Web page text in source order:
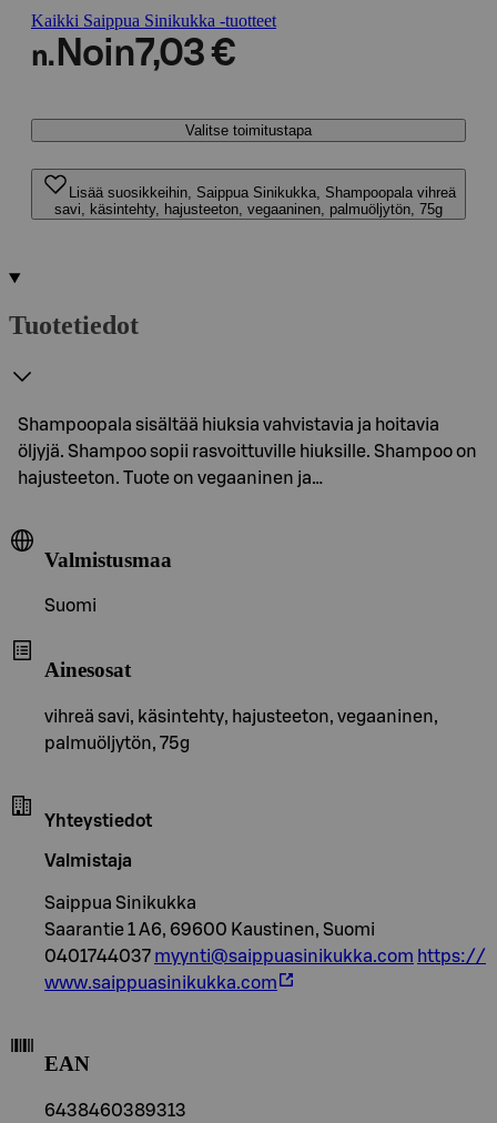
Kaikki Saippua Sinikukka -tuotteet
n. Noin7,03 €
Valitse toimitustapa
Lisää suosikkeihin, Saippua Sinikukka, Shampoopala vihreä
savi, käsintehty, hajusteeton, vegaaninen, palmuöljytön, 75g
Tuotetiedot
Shampoopala sisältää hiuksia vahvistavia ja hoitavia
öljyjä. Shampoo sopii rasvoittuville hiuksille. Shampoo on
hajusteeton. Tuote on vegaaninen ja…
Valmistusmaa
Suomi
Ainesosat
vihreä savi, käsintehty, hajusteeton, vegaaninen,
palmuöljytön, 75g
Yhteystiedot
Valmistaja
Saippua Sinikukka
Saarantie 1 A6, 69600 Kaustinen, Suomi
0401744037 myynti@saippuasinikukka.com https://
www.saippuasinikukka.com
EAN
6438460389313